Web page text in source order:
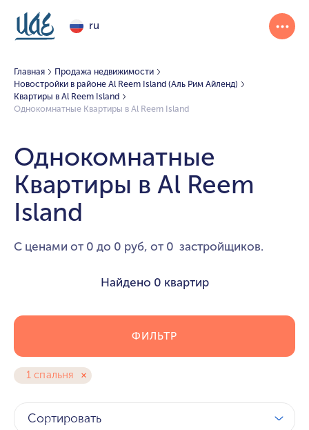
ru
Главная
Продажа недвижимости
Новостройки в районе Al Reem Island (Аль Рим Айленд)
Квартиры в Al Reem Island
Однокомнатные Квартиры в Al Reem Island
Однокомнатные
Квартиры в Al Reem
Island
С ценами от 0 до 0 руб, от 0 застройщиков.
Найдено 0 квартир
1 спальня
ФИЛЬТР
Сортировать